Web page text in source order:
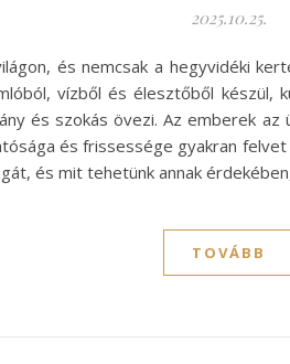
2025.10.25.
és nemcsak a hegyvidéki
vízből és élesztőből készül,
és szokás övezi. Az emberek
és frissessége gyakran
és mit tehetünk annak
TOVÁBB